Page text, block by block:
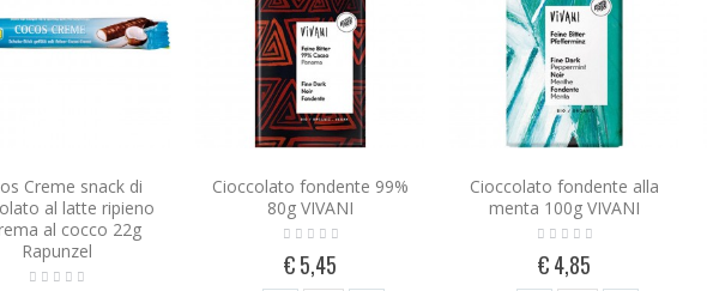
Creme snack di
al latte ripieno
al cocco 22g
Rapunzel
Cioccolato fondente 99%
80g VIVANI
€ 5,45
Cioccolato fondente alla
menta 100g VIVANI
€ 4,85